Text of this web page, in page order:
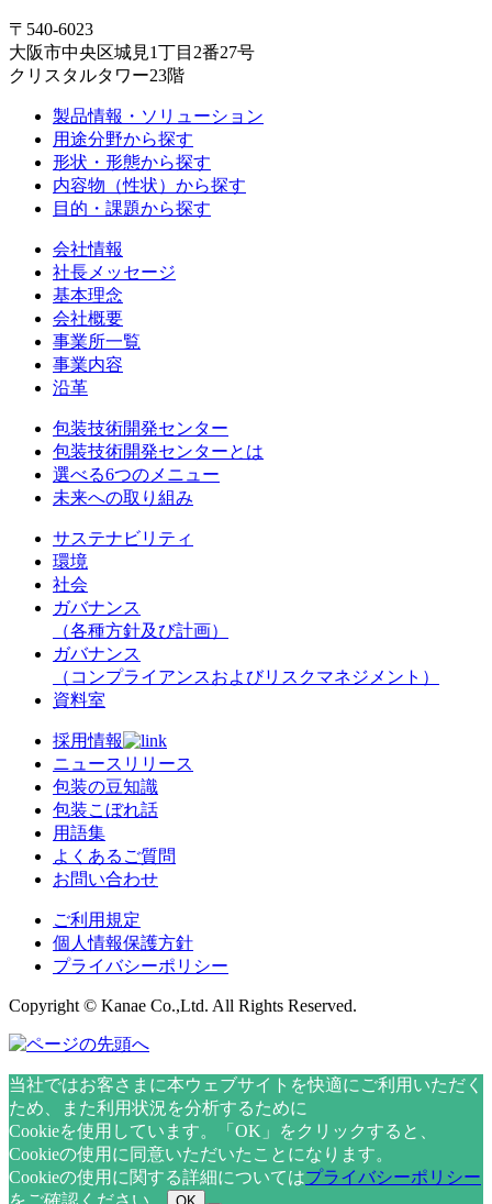
〒540-6023
大阪市中央区城見1丁目2番27号
クリスタルタワー23階
製品情報・ソリューション
用途分野から探す
形状・形態から探す
内容物（性状）から探す
目的・課題から探す
会社情報
社長メッセージ
基本理念
会社概要
事業所一覧
事業内容
沿革
包装技術開発センター
包装技術開発センターとは
選べる6つのメニュー
未来への取り組み
サステナビリティ
環境
社会
ガバナンス
（各種方針及び計画）
ガバナンス
（コンプライアンスおよびリスクマネジメント）
資料室
採用情報
ニュースリリース
包装の豆知識
包装こぼれ話
用語集
よくあるご質問
お問い合わせ
ご利用規定
個人情報保護方針
プライバシーポリシー
Copyright © Kanae Co.,Ltd. All Rights Reserved.
当社ではお客さまに本ウェブサイトを快適にご利用いただく
ため、また利用状況を分析するために
Cookieを使用しています。「OK」をクリックすると、
Cookieの使用に同意いただいたことになります。
Cookieの使用に関する詳細についてはプライバシーポリシー